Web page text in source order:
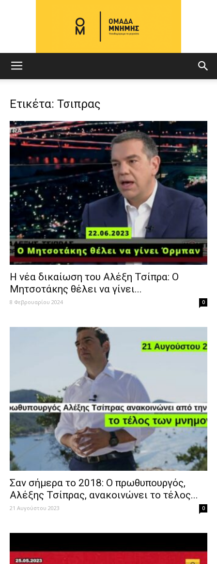
Ετικέτα: Τσιπρας
Η νέα δικαίωση του Αλέξη Τσίπρα: Ο
Μητσοτάκης θέλει να γίνει...
8 Φεβρουαρίου 2024 0
Σαν σήμερα το 2018: Ο πρωθυπουργός,
Αλέξης Τσίπρας, ανακοινώνει το τέλος...
21 Αυγούστου 2023 0